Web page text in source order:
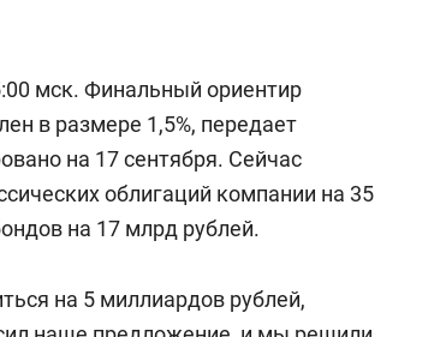
мск. Финальный ориентир
в размере 1,5%, передает
на 17 сентября. Сейчас
облигаций компании на 35
на 17 млрд рублей.
на 5 миллиардов рублей,